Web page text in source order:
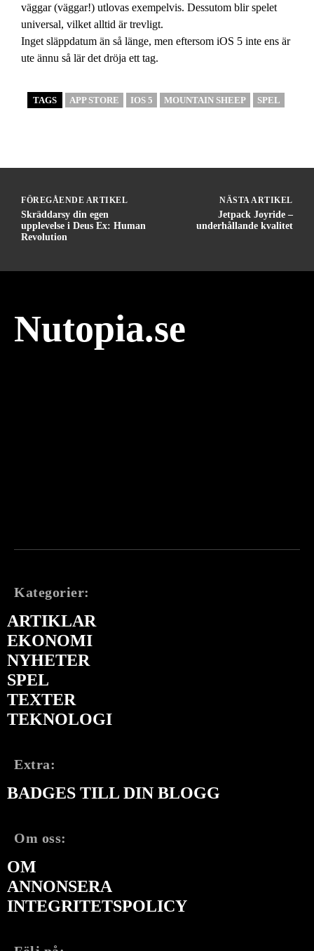
väggar (väggar!) utlovas exempelvis. Dessutom blir spelet
universal, vilket alltid är trevligt.
Inget släppdatum än så länge, men eftersom iOS 5 inte ens är
ute ännu så lär det dröja ett tag.
TAGS APP STORE IOS 5 MOUNTAIN SHEEP SPEL
FÖREGÅENDE ARTIKEL
Skräddarsy din egen
upplevelse i Deus Ex: Human
Revolution
NÄSTA ARTIKEL
Jetpack Joyride –
underhållande kvalitet
Nutopia.se
Kategorier:
ARTIKLAR
EKONOMI
NYHETER
SPEL
TEXTER
TEKNOLOGI
Extra:
BADGES TILL DIN BLOGG
Om oss:
OM
ANNONSERA
INTEGRITETSPOLICY